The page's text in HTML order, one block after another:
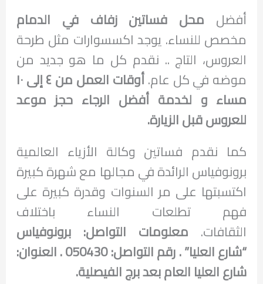
أفضل محل فساتين زفاف في الدمام
مخصص للنساء. يوجد اكسسوارات مثل طرحة
العروس، التاج .. نقدم كل ما هو جديد من
موضه في كل عام.
أوقات العمل من ٤ إلى ١٠
مساء و لخدمة أفضل الرجاء حجز موعد
للعروس قبل الزيارة.
كما نقدم فساتين وكالة الأزياء العالمية
برونوفياس الرائدة في مجالها مع شهرة كبيرة
اكتسبتها على مر السنوات وقدرة كبيرة على
فهم تطلعات النساء باختلاف
الثقافات. معلومات التواصل:برونوفياس
“شارع العليا” . رقم التواصل: 050430 . العنوان:
شارع العليا العام بعد برج الفيصلية.